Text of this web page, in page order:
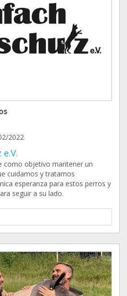
2022
como objetivo mantener un
cuidamos y tratamos
esperanza para estos perros y
seguir a su lado.